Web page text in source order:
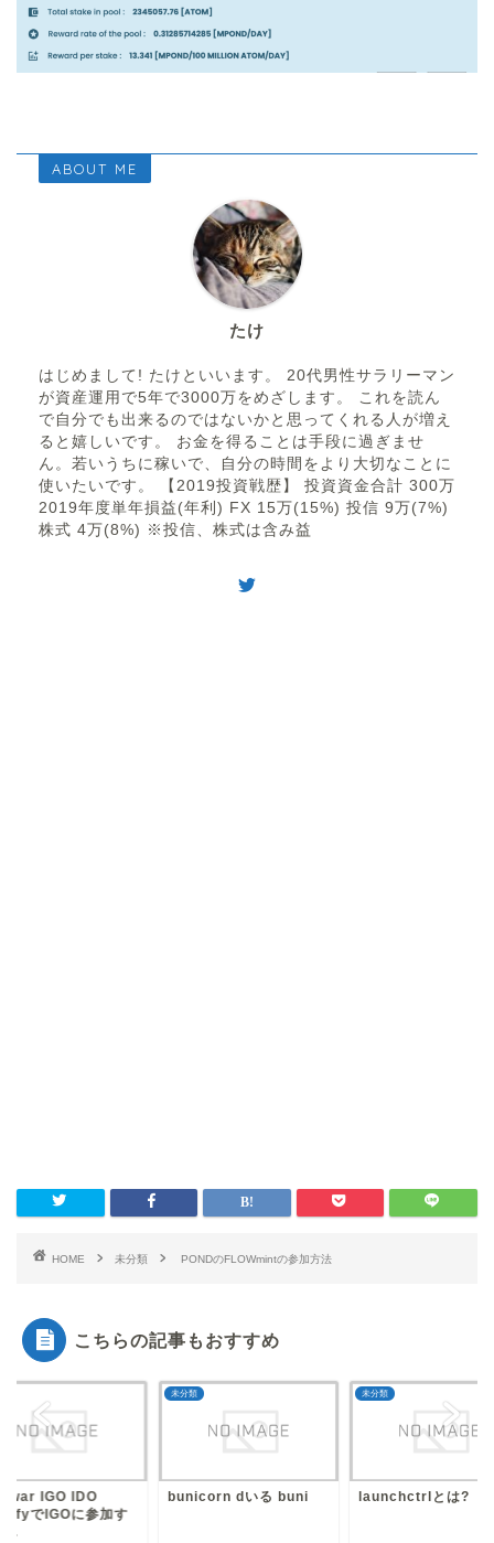
ABOUT ME
たけ
はじめまして! たけといいます。 20代男性サラリーマン
が資産運用で5年で3000万をめざします。 これを読ん
で自分でも出来るのではないかと思ってくれる人が増え
ると嬉しいです。 お金を得ることは手段に過ぎませ
ん。若いうちに稼いで、自分の時間をより大切なことに
使いたいです。 【2019投資戦歴】 投資資金合計 300万
2019年度単年損益(年利) FX 15万(15%) 投信 9万(7%)
株式 4万(8%) ※投信、株式は含み益
HOME 未分類 PONDのFLOWmintの参加方法
こちらの記事もおすすめ
IGO IDO
でIGOに参加す
...
未分類
bunicorn dいる buni
未分類
launchctrlとは?